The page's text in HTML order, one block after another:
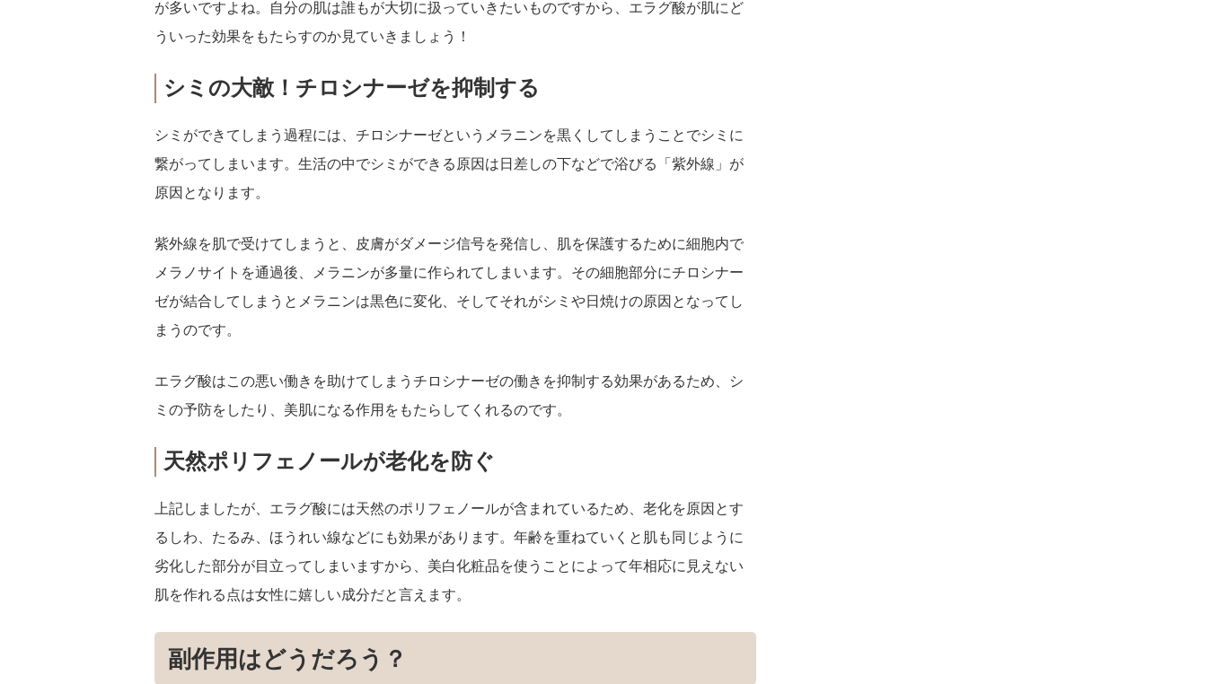
が多いですよね。自分の肌は誰もが大切に扱っていきたいものですから、エラグ酸が肌にど
ういった効果をもたらすのか見ていきましょう！
シミの大敵！チロシナーゼを抑制する
シミができてしまう過程には、チロシナーゼというメラニンを黒くしてしまうことでシミに
繋がってしまいます。生活の中でシミができる原因は日差しの下などで浴びる「紫外線」が
原因となります。
紫外線を肌で受けてしまうと、皮膚がダメージ信号を発信し、肌を保護するために細胞内で
メラノサイトを通過後、メラニンが多量に作られてしまいます。その細胞部分にチロシナー
ゼが結合してしまうとメラニンは黒色に変化、そしてそれがシミや日焼けの原因となってし
まうのです。
エラグ酸はこの悪い働きを助けてしまうチロシナーゼの働きを抑制する効果があるため、シ
ミの予防をしたり、美肌になる作用をもたらしてくれるのです。
天然ポリフェノールが老化を防ぐ
上記しましたが、エラグ酸には天然のポリフェノールが含まれているため、老化を原因とす
るしわ、たるみ、ほうれい線などにも効果があります。年齢を重ねていくと肌も同じように
劣化した部分が目立ってしまいますから、美白化粧品を使うことによって年相応に見えない
肌を作れる点は女性に嬉しい成分だと言えます。
副作用はどうだろう？